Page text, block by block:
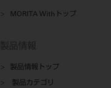
MORITA Withトップ
製品情報
製品情報トップ
製品カテゴリ